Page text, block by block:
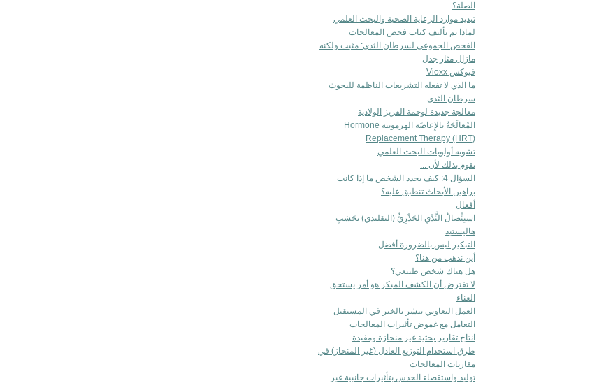
الصلة؟
تبديد موارد الرعاية الصحية والبحث العلمي
لماذا تم تأليف كتاب فحص المعالجات
الفحص الجموعي لسرطان الثدي: مثبت ولكنه
مازال مثار جدل
فيوكس Vioxx
ما الذي لا تفعله التشريعات الناظمة للبحوث
سرطان الثدي
معالجة جديدة لوحمة الفريز الولادية
المُعالَجَةٌ بالإِعاضَة الهرمونية Hormone
Replacement Therapy (HRT)
تشويه أولويات البحث العلمي
نقوم بذلك لأن ...
السؤال 4: كيف يحدد الشخص ما إذا كانت
براهين الأبحاث تنطبق عليه؟
أفعال
استِئْصالُ الثَّدْيِ الجَذْرِيُّ (التقليدي) بحَسَبِ
هاليستيد
التبكير ليس بالضرورة أفضل
أين نذهب من هنا؟
هل هناك شخص طبيعي؟
لا تفترض أن الكشف المبكر هو أمر يستحق
العناء
العمل التعاوني يبشر بالخير في المستقبل
التعامل مع غموض تأثيرات المعالجات
انتاج تقارير بحثية غير منحازة ومفيدة
طرق استخدام التوزيع العادل (غير المنحاز) في
مقارنات المعالجات
توليد واستقصاء الحدس بتأثيرات جانبية غير